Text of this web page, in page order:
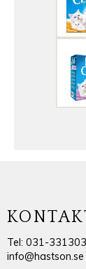
Tel: 031-
info@hastson.se